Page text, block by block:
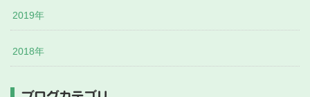
2019年
2018年